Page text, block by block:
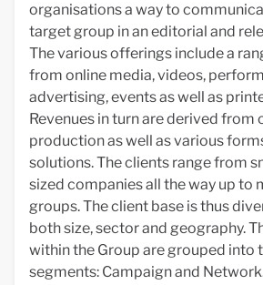
organisations a way to
target group in an editorial and
The various offerings include a
from online media, videos,
advertising, events as well as
Revenues in turn are derived from
production as well as various
solutions. The clients range from
sized companies all the way up to
groups. The client base is thus
both size, sector and geography.
within the Group are grouped into
segments: Campaign and